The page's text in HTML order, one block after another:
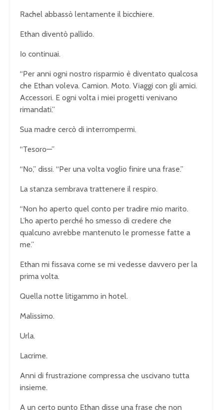
Rachel abbassò lentamente il bicchiere.
Ethan diventò pallido.
Io continuai.
“Per anni ogni nostro risparmio è diventato qualcosa
che Ethan voleva. Camion. Moto. Viaggi con gli amici.
Accessori. E ogni volta i miei progetti venivano
rimandati.”
Sua madre cercò di interrompermi.
“Tesoro—”
“No,” dissi. “Per una volta voglio finire una frase.”
La stanza sembrava trattenere il respiro.
“Non ho aperto quel conto per tradire mio marito.
L’ho aperto perché ho smesso di credere che
qualcuno avrebbe mantenuto le promesse fatte a
me.”
Ethan mi fissava come se mi vedesse davvero per la
prima volta.
Quella notte litigammo in hotel.
Malissimo.
Urla.
Lacrime.
Anni di frustrazione compressa che uscivano tutta
insieme.
A un certo punto Ethan disse una frase che non